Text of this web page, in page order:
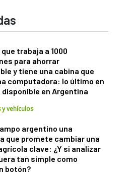
trabaja a 1000
para ahorrar
y tiene una cabina que
computadora: lo último en
disponible en Argentina
vehículos
argentino una
que promete cambiar una
clave: ¿Y si analizar
tan simple como
botón?